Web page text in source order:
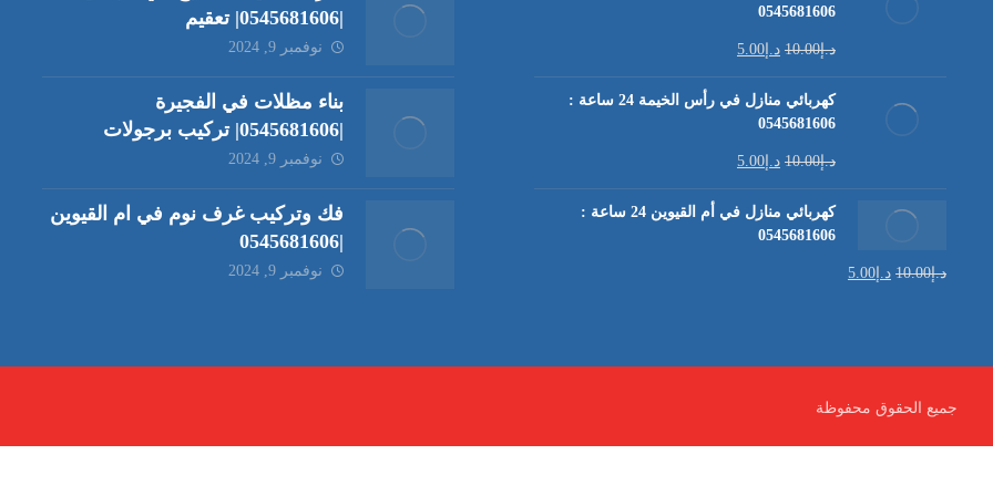
0545681606
د.إ10.00 د.إ 5.00
كهربائي منازل في رأس الخيمة 24 ساعة :
0545681606
د.إ10.00 د.إ 5.00
كهربائي منازل في أم القيوين 24 ساعة :
0545681606
د.إ10.00 د.إ 5.00
|0545681606| تعقيم
نوفمبر 9, 2024
بناء مظلات في الفجيرة
|0545681606| تركيب برجولات
نوفمبر 9, 2024
فك وتركيب غرف نوم في ام القيوين
|0545681606
نوفمبر 9, 2024
جميع الحقوق محفوظة